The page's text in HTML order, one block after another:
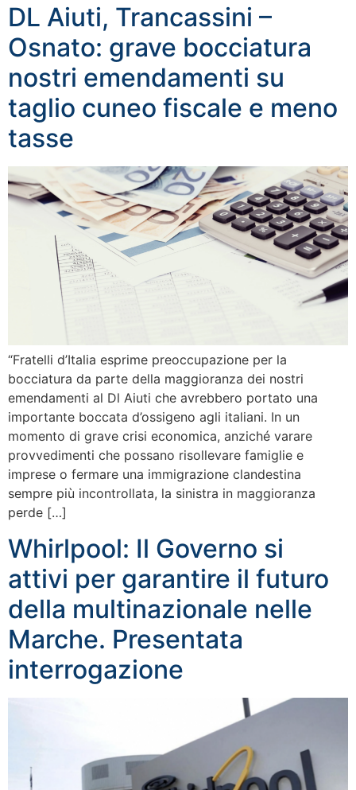
DL Aiuti, Trancassini –
Osnato: grave bocciatura
nostri emendamenti su
taglio cuneo fiscale e meno
tasse
“Fratelli d’Italia esprime preoccupazione per la
bocciatura da parte della maggioranza dei nostri
emendamenti al Dl Aiuti che avrebbero portato una
importante boccata d’ossigeno agli italiani. In un
momento di grave crisi economica, anziché varare
provvedimenti che possano risollevare famiglie e
imprese o fermare una immigrazione clandestina
sempre più incontrollata, la sinistra in maggioranza
perde […]
Whirlpool: Il Governo si
attivi per garantire il futuro
della multinazionale nelle
Marche. Presentata
interrogazione